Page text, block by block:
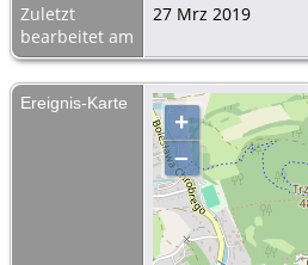
Zuletzt
bearbeitet am
27 Mrz 2019
Ereignis-Karte
+
–